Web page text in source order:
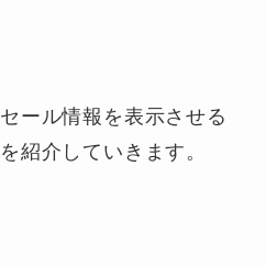
ール情報を表示させる
紹介していきます。